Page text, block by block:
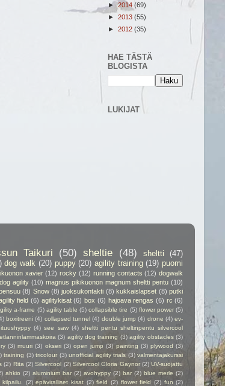
►2014 (69)
► 2013 (55)
► 2012 (35)
HAE TÄSTÄ
BLOGISTA
LUKIJAT
Taikuri (50) sheltie (48) sheltti
(47)
dog walk (20) puppy (20) agility training (19) puomi
xavier (12) rocky (12) running contacts (12) dogwalk
dog agility (10) magnus pikikuonon magnum sheltti pentu (10)
(8) Snow (8) juoksukontakti (8) kukkaislapset (8) putki
field (6) agilitykisat (6) box (6) hajoava rengas (6) rc (6)
a-frame (5) agility table (5) collapsible tire (5) flower power (5)
boxitreeni (4) collapsed tunnel (4) double jump (4) drone (4) ev-
(4) see saw (4) sheltti pentu sheltinpentu silvercool
(3) agility dog training (3) agility obstacles (3)
(3) muuri (3) okseri (3) open jump (3) painting (3) plywood (3)
training (3) tricolour (3) unofficial agility trials (3) valmentajakurssi
(2) Rita (2) Silvercool (2) Silvercool Gloria Gaynor (2) UV-suojattu
ahkio (2) aluminium bar (2) avohyppy (2) bar (2) blue merle (2)
(2) epäviralliset kisat (2) field (2) flower field (2) fun (2)